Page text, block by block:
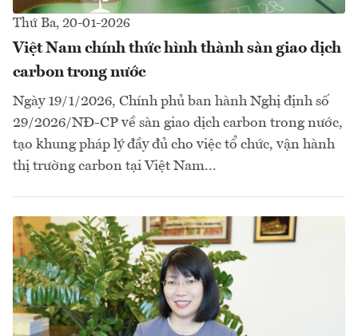
Thứ Ba, 20-01-2026
Việt Nam chính thức hình thành sàn giao dịch
carbon trong nước
Ngày 19/1/2026, Chính phủ ban hành Nghị định số
29/2026/NĐ-CP về sàn giao dịch carbon trong nước,
tạo khung pháp lý đầy đủ cho việc tổ chức, vận hành
thị trường carbon tại Việt Nam...